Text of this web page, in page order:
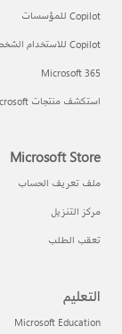
Copilot للمؤسسات
Copilot للاستخدام الشخصي
Microsoft 365
استكشف منتجات Microsoft
Microsoft Store
ملف تعريف الحساب
مركز التنزيل
تعقب الطلب
التعليم
Microsoft Education